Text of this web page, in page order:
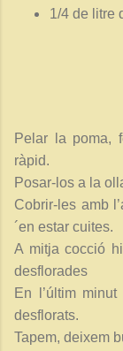
1/4 de litre
Pelar la poma,
ràpid.
Posar-los a la
Cobrir-les amb
´en estar cuites.
A mitja cocció
desflorades
En l’últim
desflorats.
Tapem, deixem